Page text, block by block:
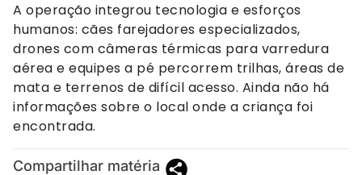
A operação integrou tecnologia e esforços
humanos: cães farejadores especializados,
drones com câmeras térmicas para varredura
aérea e equipes a pé percorrem trilhas, áreas de
mata e terrenos de difícil acesso. Ainda não há
informações sobre o local onde a criança foi
encontrada.
Compartilhar matéria